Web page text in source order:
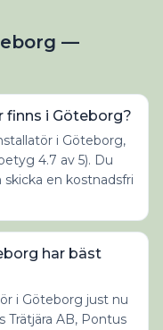
—
finns i Göteborg?
i Göteborg,
4.7 av 5). Du
en kostnadsfri
har bäst
i Göteborg just nu
Trätjära AB, Pontus